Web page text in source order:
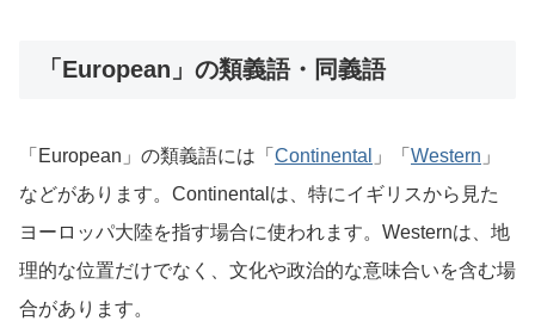
「European」の類義語・同義語
「European」の類義語には「 Continental 」「 Western 」
などがあります。Continentalは、特にイギリスから見た
ヨーロッパ大陸を指す場合に使われます。Westernは、地
理的な位置だけでなく、文化や政治的な意味合いを含む場
合があります。